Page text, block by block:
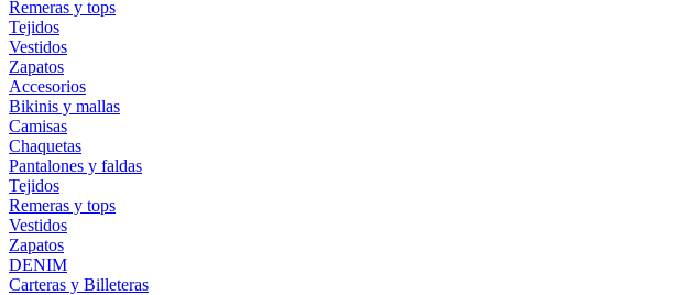
Remeras y tops
Tejidos
Vestidos
Zapatos
Accesorios
Bikinis y mallas
Camisas
Chaquetas
Pantalones y faldas
Tejidos
Remeras y tops
Vestidos
Zapatos
DENIM
Carteras y Billeteras